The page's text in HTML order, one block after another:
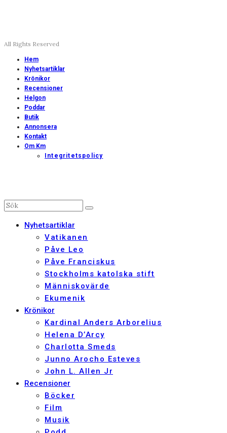
All Rights Reserved
Hem
Nyhetsartiklar
Krönikor
Recensioner
Helgon
Poddar
Butik
Annonsera
Kontakt
Om Km
Integritetspolicy
Nyhetsartiklar
Vatikanen
Påve Leo
Påve Franciskus
Stockholms katolska stift
Människovärde
Ekumenik
Krönikor
Kardinal Anders Arborelius
Helena D’Arcy
Charlotta Smeds
Junno Arocho Esteves
John L. Allen Jr
Recensioner
Böcker
Film
Musik